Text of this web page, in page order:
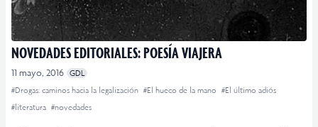
NOVEDADES EDITORIALES: POESÍA VIAJERA
11 mayo, 2016 GDL
#Drogas: caminos hacia la legalización #El hueco de la mano #El último adiós
#literatura #novedades